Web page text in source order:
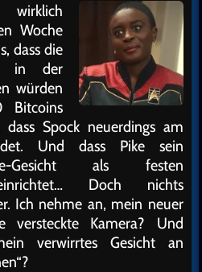
Woche
dass die
in der
würden
Bitcoins
Spock neuerdings am
Und dass Pike sein
Gesicht als festen
Doch nichts
Ich nehme an, mein neuer
versteckte Kamera? Und
verwirrtes Gesicht an